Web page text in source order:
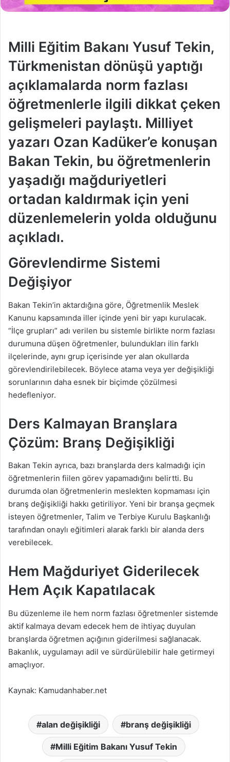
Milli Eğitim Bakanı Yusuf Tekin,
Türkmenistan dönüşü yaptığı
açıklamalarda norm fazlası
öğretmenlerle ilgili dikkat çeken
gelişmeleri paylaştı. Milliyet
yazarı Ozan Kadüker’e konuşan
Bakan Tekin, bu öğretmenlerin
yaşadığı mağduriyetleri
ortadan kaldırmak için yeni
düzenlemelerin yolda olduğunu
açıkladı.
Görevlendirme Sistemi
Değişiyor
Bakan Tekin’in aktardığına göre, Öğretmenlik Meslek
Kanunu kapsamında iller içinde yeni bir yapı kurulacak.
“İlçe grupları” adı verilen bu sistemle birlikte norm fazlası
durumuna düşen öğretmenler, bulundukları ilin farklı
ilçelerinde, aynı grup içerisinde yer alan okullarda
görevlendirilebilecek. Böylece atama veya yer değişikliği
sorunlarının daha esnek bir biçimde çözülmesi
hedefleniyor.
Ders Kalmayan Branşlara
Çözüm: Branş Değişikliği
Bakan Tekin ayrıca, bazı branşlarda ders kalmadığı için
öğretmenlerin fiilen görev yapamadığını belirtti. Bu
durumda olan öğretmenlerin meslekten kopmaması için
branş değişikliği hakkı getiriliyor. Yeni bir branşa geçmek
isteyen öğretmenler, Talim ve Terbiye Kurulu Başkanlığı
tarafından onaylı eğitimleri alarak farklı bir alanda ders
verebilecek.
Hem Mağduriyet Giderilecek
Hem Açık Kapatılacak
Bu düzenleme ile hem norm fazlası öğretmenler sistemde
aktif kalmaya devam edecek hem de ihtiyaç duyulan
branşlarda öğretmen açığının giderilmesi sağlanacak.
Bakanlık, uygulamayı adil ve sürdürülebilir hale getirmeyi
amaçlıyor.
Kaynak: Kamudanhaber.net
alan değişikliği branş değişikliği
Milli Eğitim Bakanı Yusuf Tekin